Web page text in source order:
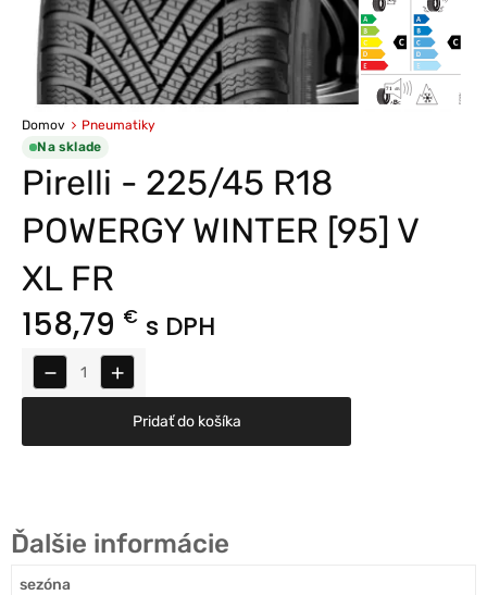
Domov
Pneumatiky
Na sklade
Pirelli - 225/45 R18
POWERGY WINTER [95] V
XL FR
158,79 € s DPH
− +
Pridať do košíka
Ďalšie informácie
sezóna